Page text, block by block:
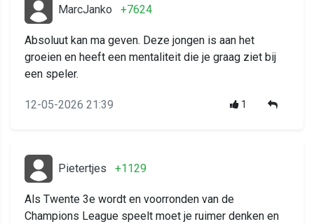
MarcJanko +7624
Absoluut kan ma geven. Deze jongen is aan het
groeien en heeft een mentaliteit die je graag ziet bij
een speler.
12-05-2026 21:39 1
Pietertjes +1129
Als Twente 3e wordt en voorronden van de
Champions League speelt moet je ruimer denken en